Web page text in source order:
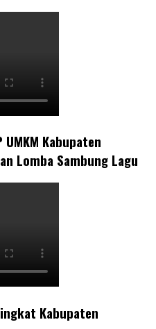
Kabupaten
Lomba Sambung Lagu
Kabupaten